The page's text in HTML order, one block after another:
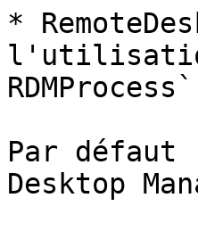
*
RDMProcess`
Par défaut
Desktop